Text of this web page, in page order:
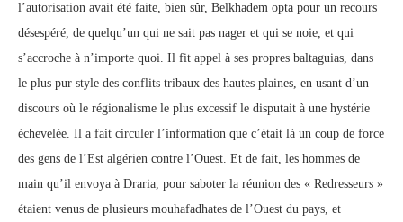
l’autorisation avait été faite, bien sûr, Belkhadem opta pour un recours
désespéré, de quelqu’un qui ne sait pas nager et qui se noie, et qui
s’accroche à n’importe quoi. Il fit appel à ses propres baltaguias, dans
le plus pur style des conflits tribaux des hautes plaines, en usant d’un
discours où le régionalisme le plus excessif le disputait à une hystérie
échevelée. Il a fait circuler l’information que c’était là un coup de force
des gens de l’Est algérien contre l’Ouest. Et de fait, les hommes de
main qu’il envoya à Draria, pour saboter la réunion des « Redresseurs »
étaient venus de plusieurs mouhafadhates de l’Ouest du pays, et